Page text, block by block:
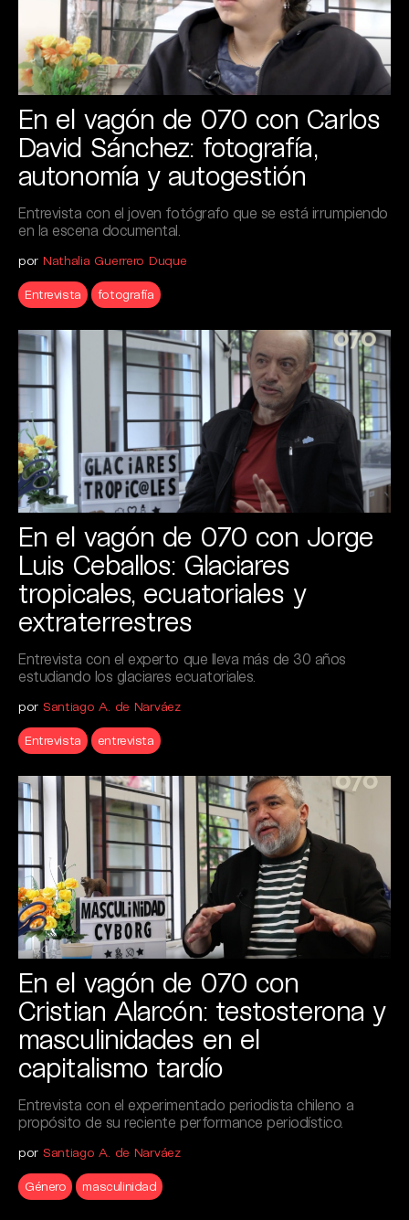
En el vagón de 070 con Carlos
David Sánchez: fotografía,
autonomía y autogestión
Entrevista con el joven fotógrafo que se está irrumpiendo
en la escena documental.
por Nathalia Guerrero Duque
Entrevista fotografía
En el vagón de 070 con Jorge
Luis Ceballos: Glaciares
tropicales, ecuatoriales y
extraterrestres
Entrevista con el experto que lleva más de 30 años
estudiando los glaciares ecuatoriales.
por Santiago A. de Narváez
Entrevista entrevista
En el vagón de 070 con
Cristian Alarcón: testosterona y
masculinidades en el
capitalismo tardío
Entrevista con el experimentado periodista chileno a
propósito de su reciente performance periodístico.
por Santiago A. de Narváez
Género masculinidad